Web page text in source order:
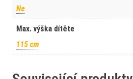
Ne
Max. výška dítěte
115 cm